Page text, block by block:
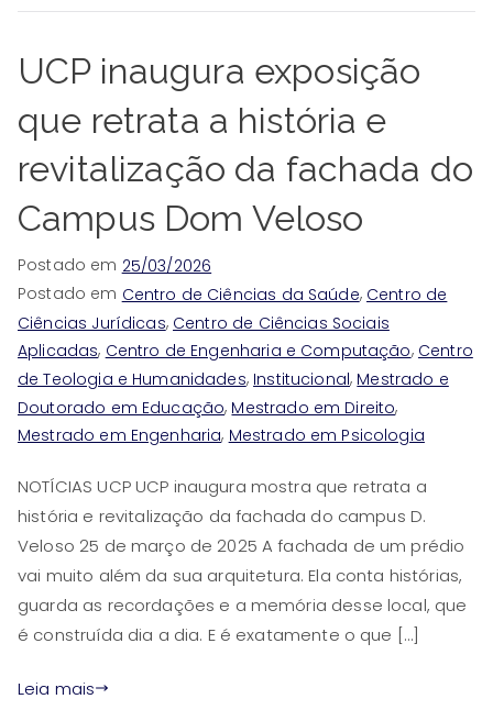
UCP inaugura exposição
que retrata a história e
revitalização da fachada do
Campus Dom Veloso
Postado em 25/03/2026
Postado em Centro de Ciências da Saúde, Centro de
Ciências Jurídicas, Centro de Ciências Sociais
Aplicadas, Centro de Engenharia e Computação, Centro
de Teologia e Humanidades, Institucional, Mestrado e
Doutorado em Educação, Mestrado em Direito,
Mestrado em Engenharia, Mestrado em Psicologia
NOTÍCIAS UCP UCP inaugura mostra que retrata a
história e revitalização da fachada do campus D.
Veloso 25 de março de 2025 A fachada de um prédio
vai muito além da sua arquitetura. Ela conta histórias,
guarda as recordações e a memória desse local, que
é construída dia a dia. E é exatamente o que […]
Leia mais